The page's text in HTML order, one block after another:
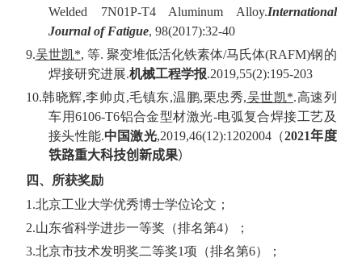
Welded 7N01P-T4 Aluminum Alloy.International
Journal of Fatigue,98(201 7):32-40
9.吴世凯*, 等. 聚变堆低活化铁素体/马氏体(RAFM)钢的
焊接研究进展.机械工程学报.2019,55(2):195-203
10.韩晓辉,李帅贞,毛镇东,温鹏,栗忠秀,吴世凯*.高速列
车用6106-T6铝合金型材激光-电弧复合焊接工艺及
接头性能.中国激光,2019,46(12):1202004（2021年度
铁路重大科技创新成果）
四、所获奖励
1.北京工业大学优秀博士学位论文；
2.山东省科学进步一等奖（排名第4）；
3.北京市技术发明奖二等奖1项（排名第6）；